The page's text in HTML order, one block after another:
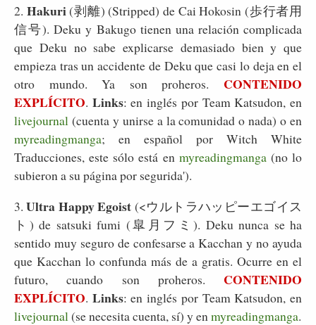
2. Hakuri(剥離) (Stripped) de Cai Hokosin (歩行者用
信号). Deku y Bakugo tienen una relación complicada
que Deku no sabe explicarse demasiado bien y que
empieza tras un accidente de Deku que casi lo deja en el
otro mundo. Ya son proheros. CONTENIDO
EXPLÍCITO. Links: en inglés por Team Katsudon, en
livejournal (cuenta y unirse a la comunidad o nada) o en
myreadingmanga; en español por Witch White
Traducciones, este sólo está en myreadingmanga(no lo
subieron a su página por segurida').
3.Ultra Happy Egoist (<ウルトラハッピーエゴイス
ト) de satsuki fumi (皐月フミ). Deku nunca se ha
sentido muy seguro de confesarse a Kacchan y no ayuda
que Kacchan lo confunda más de a gratis. Ocurre en el
futuro, cuando son proheros. CONTENIDO
EXPLÍCITO. Links: en inglés por Team Katsudon, en
livejournal (se necesita cuenta, sí) y en myreadingmanga.